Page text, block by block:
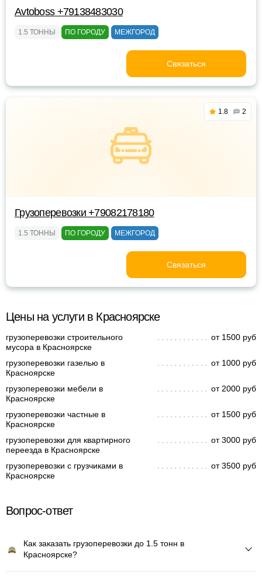
Avtoboss +79138483030
1.5 ТОННЫ ПО ГОРОДУ МЕЖГОРОД
Связаться
1.8 2
Грузоперевозки +79082178180
1.5 ТОННЫ ПО ГОРОДУ МЕЖГОРОД
Связаться
Цены на услуги в Красноярске
грузоперевозки строительного
мусора в Красноярске
от 1500 руб
грузоперевозки газелью в
Красноярске
от 1000 руб
грузоперевозки мебели в
Красноярске
от 2000 руб
грузоперевозки частные в
Красноярске
от 1500 руб
грузоперевозки для квартирного
переезда в Красноярске
от 3000 руб
грузоперевозки с грузчиками в
Красноярске
от 3500 руб
Вопрос-ответ
Как заказать грузоперевозки до 1.5 тонн в
Красноярске?